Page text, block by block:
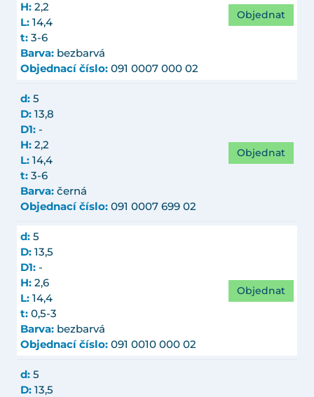
H: 2,2
L: 14,4
t: 3-6
Barva: bezbarvá
Objednací číslo: 091 0007 000 02
Objednat
d: 5
D: 13,8
D1: -
H: 2,2
L: 14,4
t: 3-6
Barva: černá
Objednací číslo: 091 0007 699 02
Objednat
d: 5
D: 13,5
D1: -
H: 2,6
L: 14,4
t: 0,5-3
Barva: bezbarvá
Objednací číslo: 091 0010 000 02
Objednat
d: 5
D: 13,5